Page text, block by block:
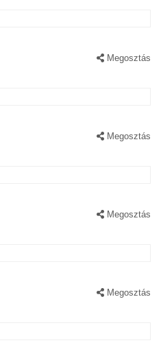
Megosztás
Megosztás
Megosztás
Megosztás